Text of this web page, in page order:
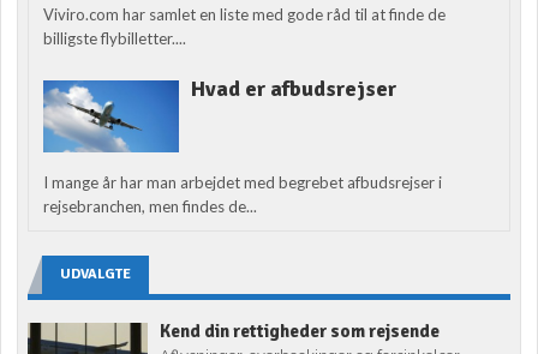
Viviro.com har samlet en liste med gode råd til at finde de
billigste flybilletter....
Hvad er afbudsrejser
I mange år har man arbejdet med begrebet afbudsrejser i
rejsebranchen, men findes de...
UDVALGTE
Kend din rettigheder som rejsende